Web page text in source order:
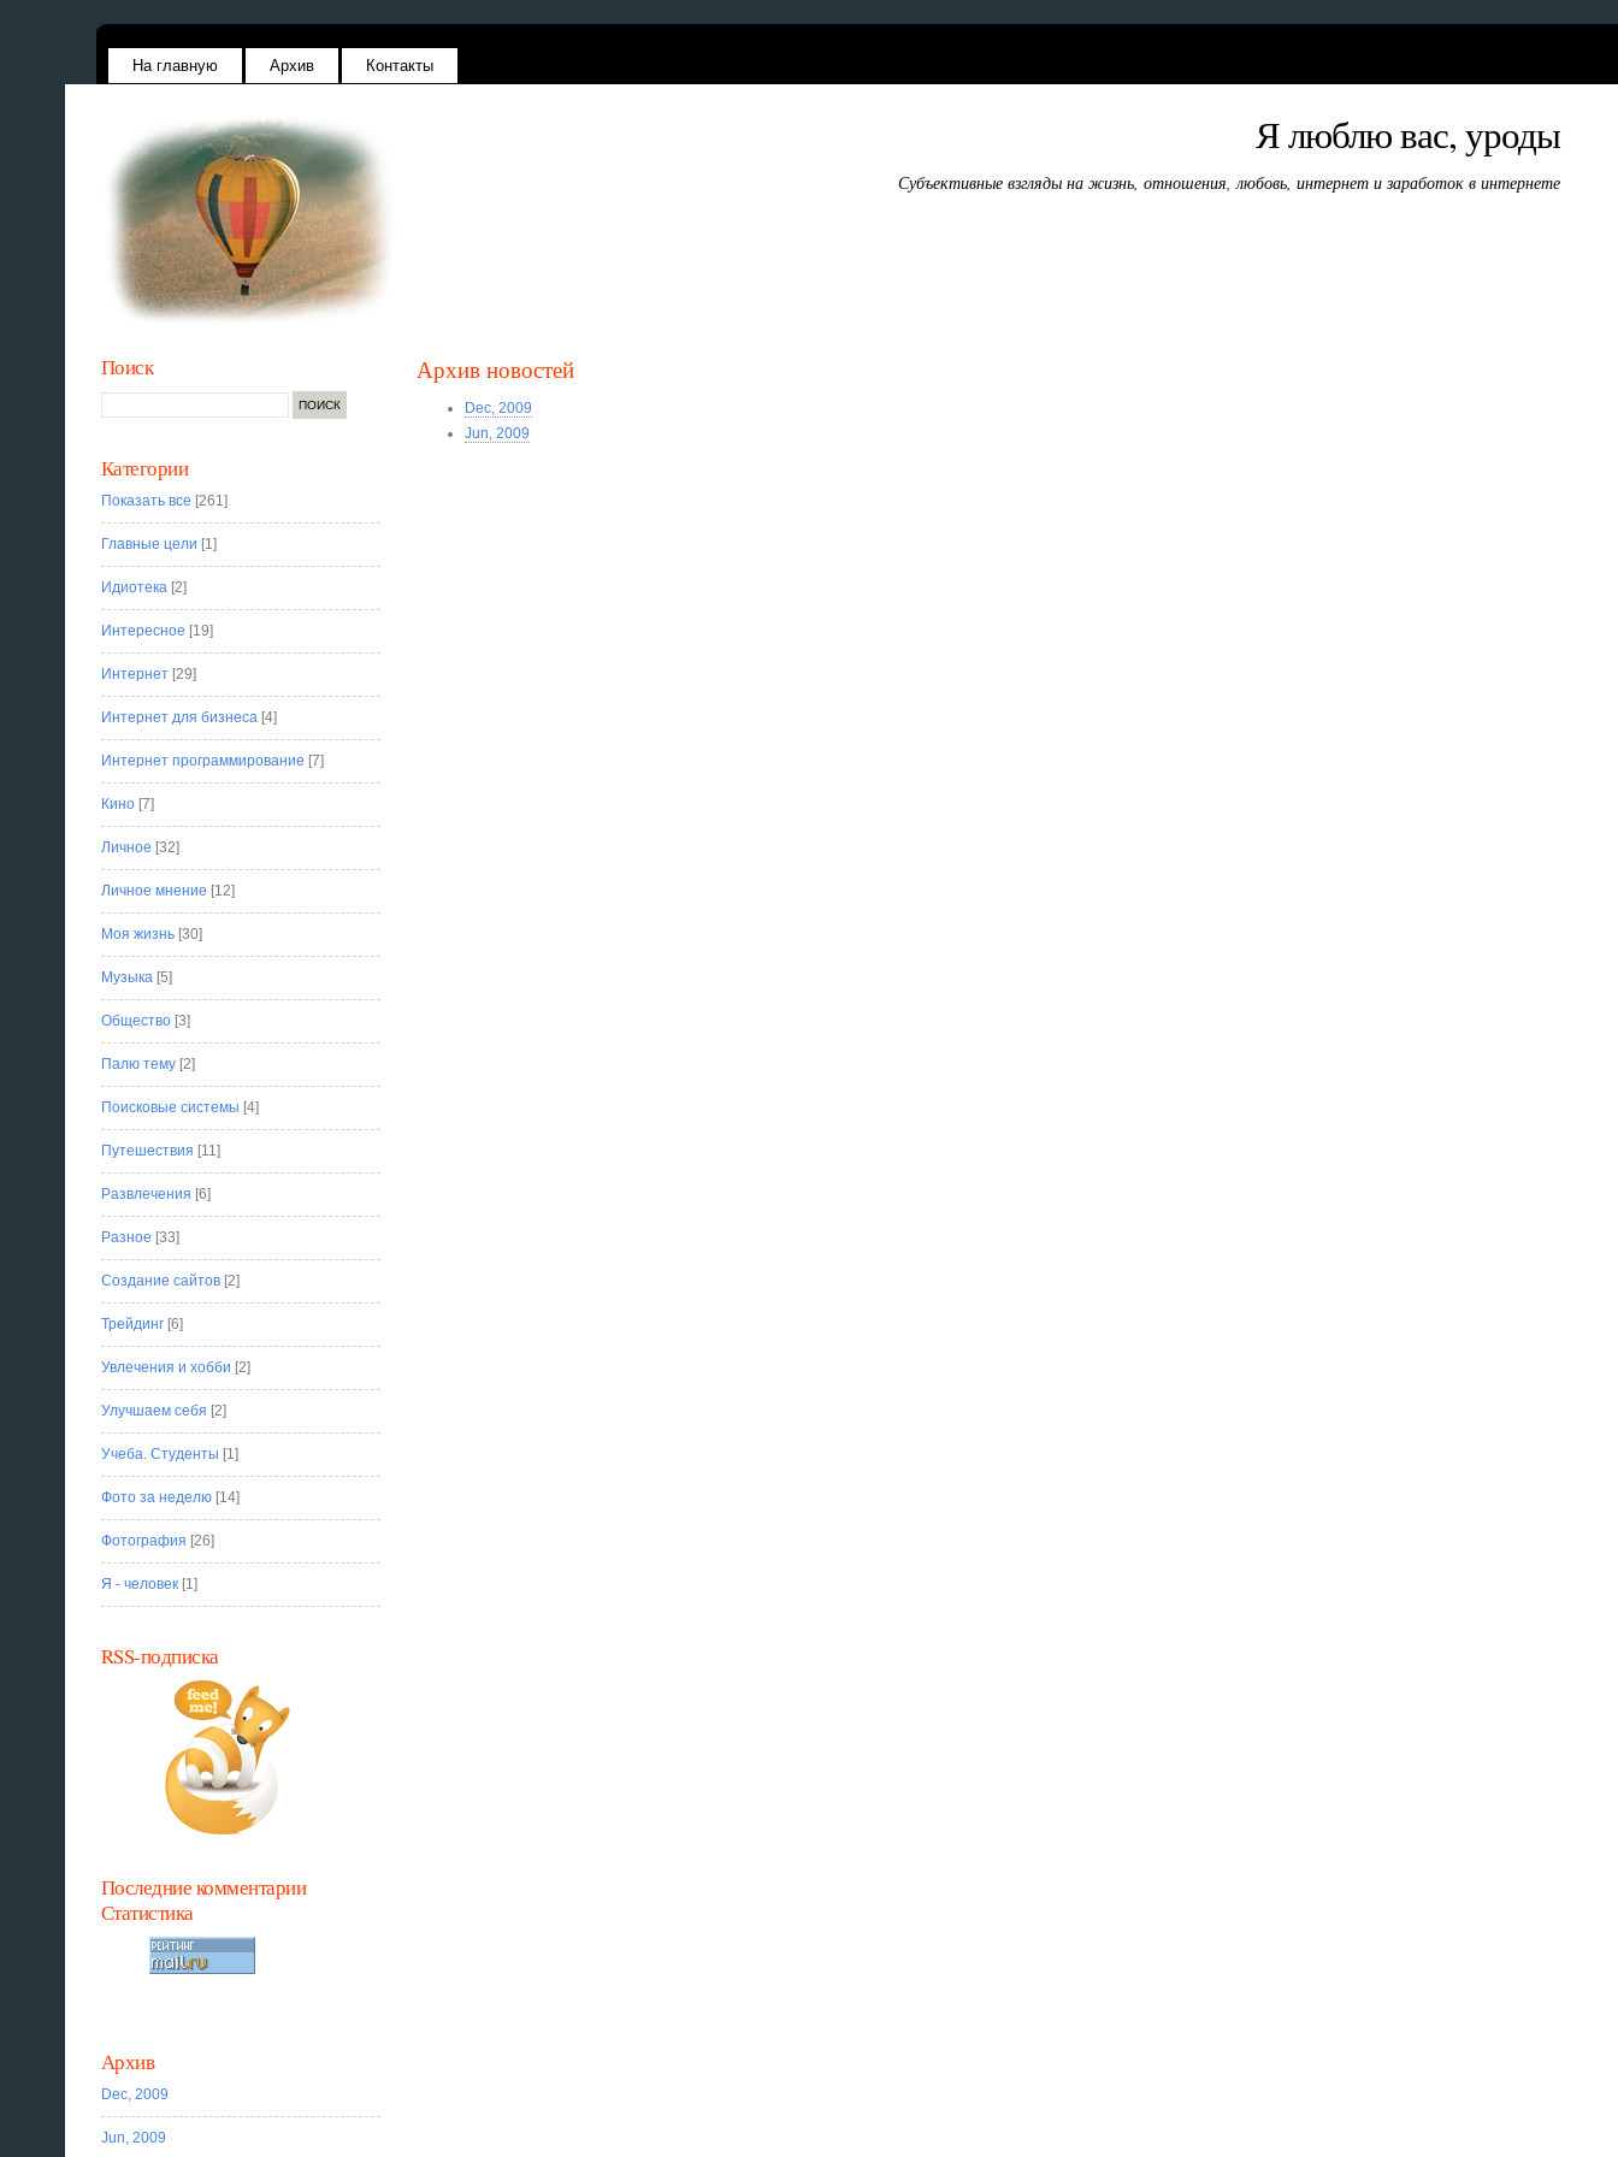
На главную Архив Контакты
Я люблю вас, уроды
Субъективные взгляды на жизнь, отношения, любовь, интернет и заработок в интернете
Архив новостей
Dec, 2009
Jun, 2009
Поиск
Категории
Показать все [261]
Главные цели [1]
Идиотека[2]
Интересное [19]
Интернет[29]
Интернет для бизнеса[4]
Интернет программирование [7]
Кино[7]
Личное [32]
Личное мнение [12]
Моя жизнь[30]
Музыка[5]
Общество[3]
Палю тему[2]
Поисковые системы [4]
Путешествия [11]
Развлечения [6]
Разное [33]
Создание сайтов[2]
Трейдинг[6]
Увлечения и хобби [2]
Улучшаем себя [2]
Учеба. Студенты [1]
Фото за неделю[14]
Фотография [26]
Я - человек[1]
RSS-подписка
Последние комментарии
Статистика
Архив
Dec, 2009
Jun, 2009